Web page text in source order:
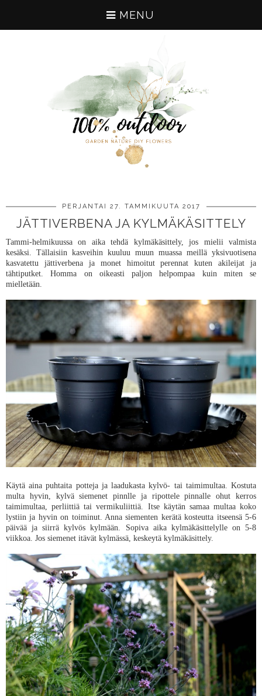
MENU
PERJANTAI 27. TAMMIKUUTA 2017
JÄTTIVERBENA JA KYLMÄKÄSITTELY
Tammi-helmikuussa on aika tehdä kylmäkäsittely, jos mielii valmista
kesäksi. Tällaisiin kasveihin kuuluu muun muassa meillä yksivuotisena
kasvatettu jättiverbena ja monet himoitut perennat kuten akileijat ja
tähtiputket. Homma on oikeasti paljon helpompaa kuin miten se
mielletään.
Käytä aina puhtaita potteja ja laadukasta kylvö- tai taimimultaa. Kostuta
multa hyvin, kylvä siemenet pinnlle ja ripottele pinnalle ohut kerros
taimimultaa, perliittiä tai vermikuliittiä. Itse käytän samaa multaa koko
lystiin ja hyvin on toiminut. Anna siementen kerätä kosteutta itseensä 5-6
päivää ja siirrä kylvös kylmään. Sopiva aika kylmäkäsittelylle on 5-8
viikkoa. Jos siemenet itävät kylmässä, keskeytä kylmäkäsittely.